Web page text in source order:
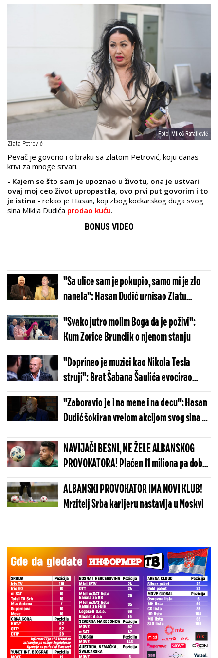
Foto: Miloš Rafailović
Zlata Petrović
Pevač je govorio i o braku sa Zlatom Petrović, koju danas
krivi za mnoge stvari.
- Kajem se što sam je upoznao u životu, ona je ustvari
ovaj moj ceo život upropastila, ovo prvi put govorim i to
je istina - rekao je Hasan, koji zbog kockarskog duga svog
sina Mikija Dudića prodao kuću.
BONUS VIDEO
"Sa ulice sam je pokupio, samo mi je zlo
nanela": Hasan Dudić urnisao Zlatu
Petrović
"Svako jutro molim Boga da je poživi":
Kum Zorice Brunclik o njenom stanju
"Doprineo je muzici kao Nikola Tesla
struji": Brat Šabana Šaulića evocirao
uspomene
"Zaboravio je i na mene i na decu": Hasan
Dudić šokiran vrelom akcijom svog sina u
Eliti
NAVIJAČI BESNI, NE ŽELE ALBANSKOG
PROVOKATORA! Plaćen 11 miliona pa dobio
brutalnu poruku
ALBANSKI PROVOKATOR IMA NOVI KLUB!
Mrzitelj Srba karijeru nastavlja u Moskvi